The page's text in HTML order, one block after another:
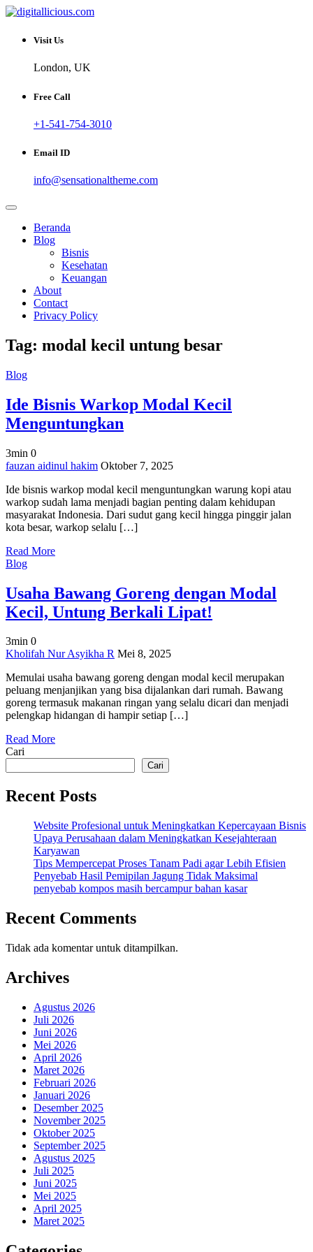
Skip
content
digitallicious.com
Sharing Digital Information
Visit Us
London, UK
Free Call
+1-541-754-3010
Email ID
info@sensationaltheme.com
Beranda
Blog
Bisnis
Kesehatan
Keuangan
About
Contact
Privacy Policy
Tag: modal kecil untung besar
Blog
Ide Bisnis Warkop Modal Kecil
Menguntungkan
3min 0
on
Bisnis
Warkop
Modal
Kecil
fauzan aidinul hakim Oktober 7, 2025
Ide bisnis warkop modal kecil menguntungkan warung kopi atau
warkop sudah lama menjadi bagian penting dalam kehidupan
masyarakat Indonesia. Dari sudut gang kecil hingga pinggir jalan
kota besar, warkop selalu […]
Read More
Blog
Usaha Bawang Goreng dengan Modal
Kecil, Untung Berkali Lipat!
3min 0
on
Bawang
Goreng
dengan
Modal
Untung
Berkali
Kholifah Nur Asyikha R Mei 8, 2025
Memulai usaha bawang goreng dengan modal kecil merupakan
peluang menjanjikan yang bisa dijalankan dari rumah. Bawang
goreng termasuk makanan ringan yang selalu dicari dan menjadi
pelengkap hidangan di hampir setiap […]
Read More
Cari
Cari
Recent Posts
Website Profesional untuk Meningkatkan Kepercayaan Bisnis
Upaya Perusahaan dalam Meningkatkan Kesejahteraan
Karyawan
Tips Mempercepat Proses Tanam Padi agar Lebih Efisien
Penyebab Hasil Pemipilan Jagung Tidak Maksimal
penyebab kompos masih bercampur bahan kasar
Recent Comments
Tidak ada komentar untuk ditampilkan.
Archives
Agustus 2026
Juli 2026
Juni 2026
Mei 2026
April 2026
Maret 2026
Februari 2026
Januari 2026
Desember 2025
November 2025
Oktober 2025
September 2025
Agustus 2025
Juli 2025
Juni 2025
Mei 2025
April 2025
Maret 2025